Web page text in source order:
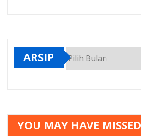
ARSIP
YOU MAY HAVE MISSED